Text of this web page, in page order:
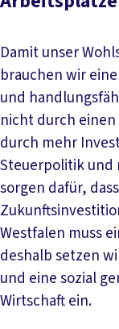
Damit unser
brauchen wir
und
nicht durch
durch mehr
Steuerpolitik und
sorgen dafür,
Westfalen muss
deshalb setzen
und eine sozial
Wirtschaft ein.